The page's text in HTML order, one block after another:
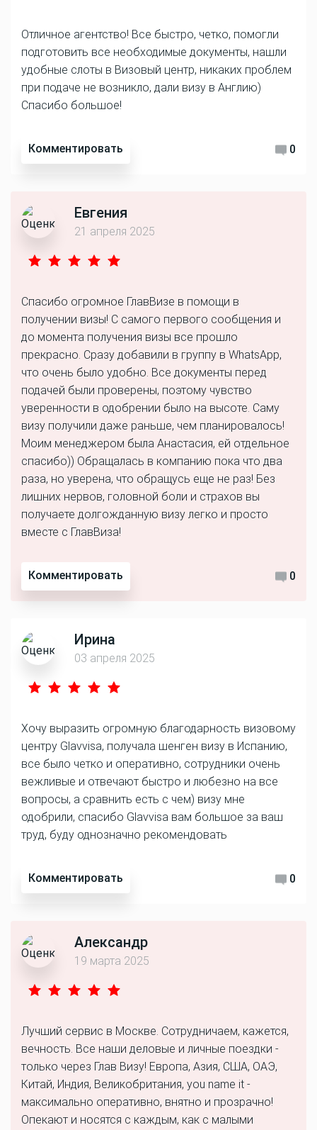
Отличное агентство! Все быстро, четко, помогли
подготовить все необходимые документы, нашли
удобные слоты в Визовый центр, никаких проблем
при подаче не возникло, дали визу в Англию)
Спасибо большое!
Комментировать 0
Евгения
21 апреля 2025
Спасибо огромное ГлавВизе в помощи в
получении визы! С самого первого сообщения и
до момента получения визы все прошло
прекрасно. Сразу добавили в группу в WhatsApp,
что очень было удобно. Все документы перед
подачей были проверены, поэтому чувство
уверенности в одобрении было на высоте. Саму
визу получили даже раньше, чем планировалось!
Моим менеджером была Анастасия, ей отдельное
спасибо)) Обращалась в компанию пока что два
раза, но уверена, что обращусь еще не раз! Без
лишних нервов, головной боли и страхов вы
получаете долгожданную визу легко и просто
вместе с ГлавВиза!
Комментировать 0
Ирина
03 апреля 2025
Хочу выразить огромную благодарность визовому
центру Glavvisa, получала шенген визу в Испанию,
все было четко и оперативно, сотрудники очень
вежливые и отвечают быстро и любезно на все
вопросы, а сравнить есть с чем) визу мне
одобрили, спасибо Glavvisa вам большое за ваш
труд, буду однозначно рекомендовать
Комментировать 0
Александр
19 марта 2025
Лучший сервис в Москве. Сотрудничаем, кажется,
вечность. Все наши деловые и личные поездки -
только через Глав Визу! Европа, Азия, США, ОАЭ,
Китай, Индия, Великобритания, you name it -
максимально оперативно, внятно и прозрачно!
Опекают и носятся с каждым, как с малыми